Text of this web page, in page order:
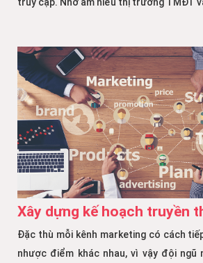
truy cập. Nhờ am hiểu thị trường TMĐT
Xây dựng kế hoạch truyền
Đặc thù mỗi kênh marketing có cách
nhược điểm khác nhau, vì vậy đội ngũ